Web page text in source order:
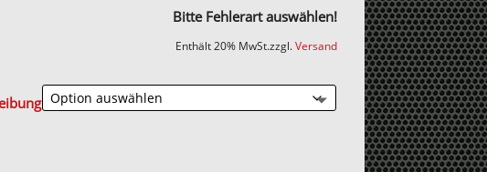
Bitte Fehlerart auswählen!
Enthält 20% MwSt.zzgl.Versand